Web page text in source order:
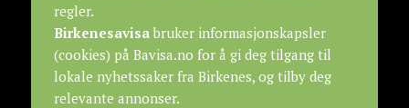
regler.
Birkenesavisabruker informasjonskapsler
(cookies) på Bavisa.no for å gi deg tilgang til
lokale nyhetssaker fra Birkenes, og tilby deg
relevante annonser.